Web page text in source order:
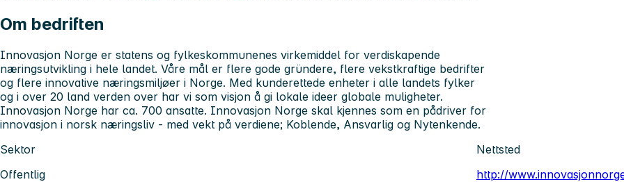
Om bedriften
Innovasjon Norge er statens og fylkeskommunenes virkemiddel for verdiskapende
næringsutvikling i hele landet. Våre mål er flere gode gründere, flere vekstkraftige bedrifter
og flere innovative næringsmiljøer i Norge. Med kunderettede enheter i alle landets fylker
og i over 20 land verden over har vi som visjon å gi lokale ideer globale muligheter.
Innovasjon Norge har ca. 700 ansatte. Innovasjon Norge skal kjennes som en pådriver for
innovasjon i norsk næringsliv - med vekt på verdiene; Koblende, Ansvarlig og Nytenkende.
Sektor
Offentlig
Nettsted
http://